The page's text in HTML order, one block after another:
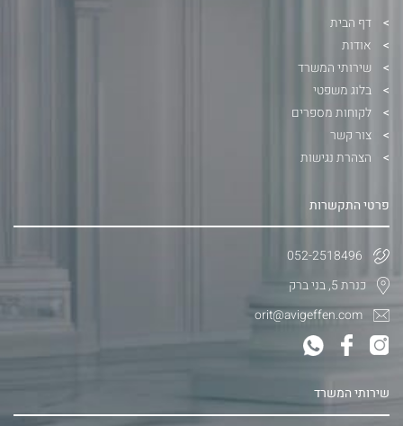
דף הבית
אודות
שירותי המשרד
בלוג משפטי
לקוחות מספרים
צור קשר
הצהרת נגישות
שירותי המשרד
פרטי התקשרות
052-2518496
כנרת 5, בני ברק
orit@avigeffen.com